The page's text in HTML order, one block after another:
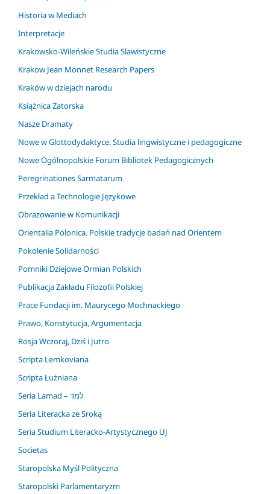
Historia w Mediach
Interpretacje
Krakowsko-Wileńskie Studia Slawistyczne
Krakow Jean Monnet Research Papers
Kraków w dziejach narodu
Książnica Zatorska
Nasze Dramaty
Nowe w Glottodydaktyce. Studia lingwistyczne i pedagogiczne
Nowe Ogólnopolskie Forum Bibliotek Pedagogicznych
Peregrinationes Sarmatarum
Przekład a Technologie Językowe
Obrazowanie w Komunikacji
Orientalia Polonica. Polskie tradycje badań nad Orientem
Pokolenie Solidarności
Pomniki Dziejowe Ormian Polskich
Publikacja Zakładu Filozofii Polskiej
Prace Fundacji im. Maurycego Mochnackiego
Prawo, Konstytucja, Argumentacja
Rosja Wczoraj, Dziś i Jutro
Scripta Lemkoviana
Scripta Łużniana
Seria Lamad – למד
Seria Literacka ze Sroką
Seria Studium Literacko-Artystycznego UJ
Societas
Staropolska Myśl Polityczna
Staropolski Parlamentaryzm